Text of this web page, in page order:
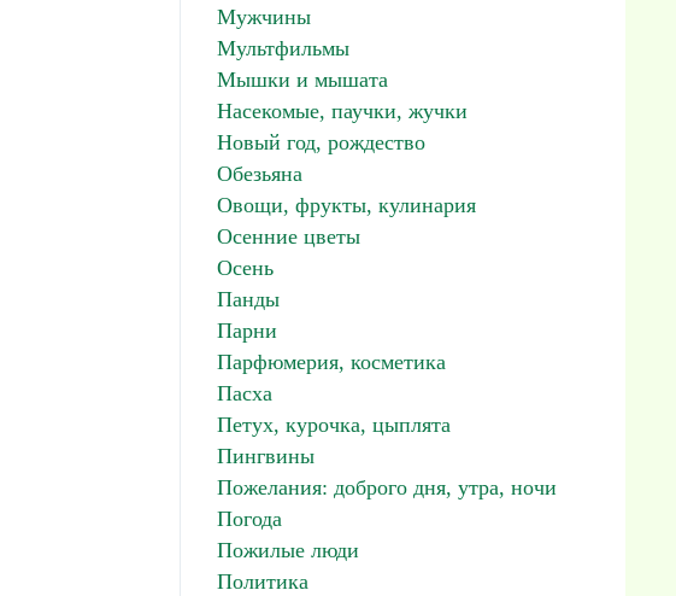
Мужчины
Мультфильмы
Мышки и мышата
Насекомые, паучки, жучки
Новый год, рождество
Обезьяна
Овощи, фрукты, кулинария
Осенние цветы
Осень
Панды
Парни
Парфюмерия, косметика
Пасха
Петух, курочка, цыплята
Пингвины
Пожелания: доброго дня, утра, ночи
Погода
Пожилые люди
Политика